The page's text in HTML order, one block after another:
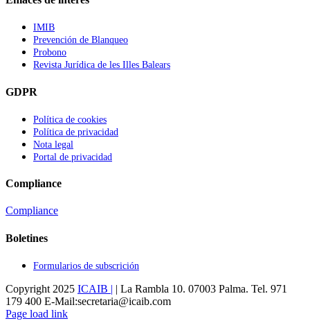
IMIB
Prevención de Blanqueo
Probono
Revista Jurídica de les Illes Balears
GDPR
Política de cookies
Política de privacidad
Nota legal
Portal de privacidad
Compliance
Compliance
Boletines
Formularios de subscrición
Copyright 2025 ICAIB | | La Rambla 10. 07003 Palma. Tel. 971
179 400 E-Mail:secretaria@icaib.com
Instagram
X
Flickr
Facebook
LinkedIn
Page load link